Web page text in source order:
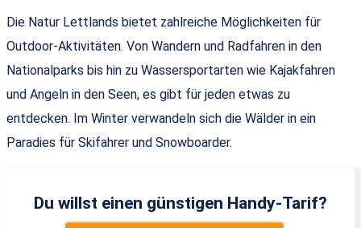
Die Natur Lettlands bietet zahlreiche Möglichkeiten für
Outdoor-Aktivitäten. Von Wandern und Radfahren in den
Nationalparks bis hin zu Wassersportarten wie Kajakfahren
und Angeln in den Seen, es gibt für jeden etwas zu
entdecken. Im Winter verwandeln sich die Wälder in ein
Paradies für Skifahrer und Snowboarder.
Du willst einen günstigen Handy-Tarif?